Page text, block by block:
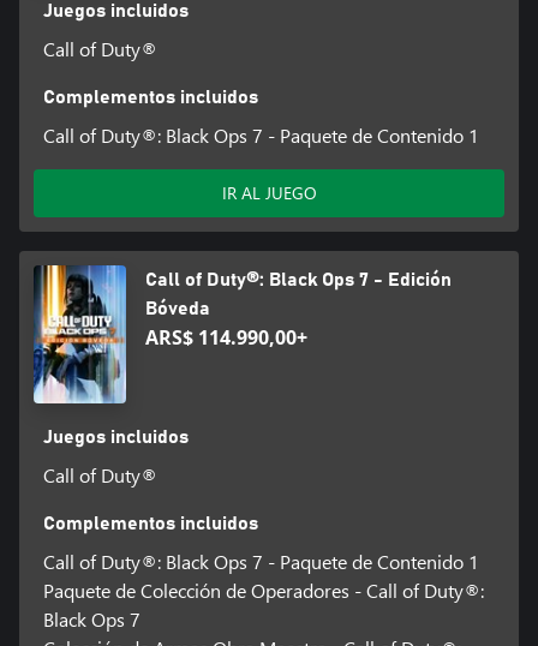
Juegos incluidos
Call of Duty®
Complementos incluidos
Call of Duty®: Black Ops 7 - Paquete de Contenido 1
IR AL JUEGO
Call of Duty®: Black Ops 7 - Edición
Bóveda
ARS$ 114.990,00+
Juegos incluidos
Call of Duty®
Complementos incluidos
Call of Duty®: Black Ops 7 - Paquete de Contenido 1
Paquete de Colección de Operadores - Call of Duty®:
Black Ops 7